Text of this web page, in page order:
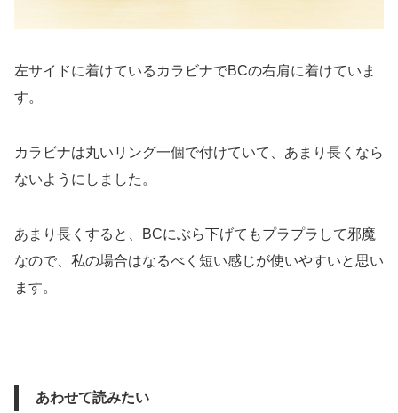
左サイドに着けているカラビナでBCの右肩に着けていま
す。
カラビナは丸いリング一個で付けていて、あまり長くなら
ないようにしました。
あまり長くすると、BCにぶら下げてもプラプラして邪魔
なので、私の場合はなるべく短い感じが使いやすいと思い
ます。
あわせて読みたい